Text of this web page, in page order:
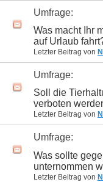
Umfrage:
Was macht Ihr
auf Urlaub
Letzter Beitrag von
Umfrage:
Soll die
verboten
Letzter Beitrag von
Umfrage:
Was sollte
unternommen
Letzter Beitrag von